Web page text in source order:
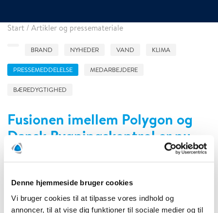
Denne hjemmeside bruger cookies
Vi bruger cookies til at tilpasse vores indhold og
annoncer, til at vise dig funktioner til sociale medier og til
Start / Artikler og pressemateriale
BRAND NYHEDER VAND KLIMA
PRESSEMEDDELELSE MEDARBEJDERE
BÆREDYGTIGHED
Fusionen imellem Polygon og
Dansk Bygningskontrol er nu
endelig